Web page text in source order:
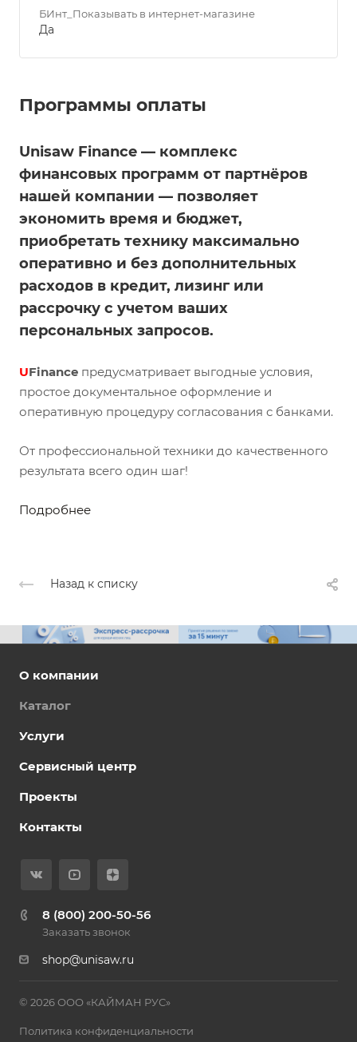
БИнт_Показывать в интернет-магазине
Да
Программы оплаты
Unisaw Finance — комплекс
финансовых программ от партнёров
нашей компании — позволяет
экономить время и бюджет,
приобретать технику максимально
оперативно и без дополнительных
расходов в кредит, лизинг или
рассрочку с учетом ваших
персональных запросов.
UFinance предусматривает выгодные условия,
простое документальное оформление и
оперативную процедуру согласования с банками.
От профессиональной техники до качественного
результата всего один шаг!
Подробнее
Назад к списку
О компании
Каталог
Услуги
Сервисный центр
Проекты
Контакты
8 (800) 200-50-56
Заказать звонок
shop@unisaw.ru
© 2026 ООО «КАЙМАН РУС»
Политика конфиденциальности